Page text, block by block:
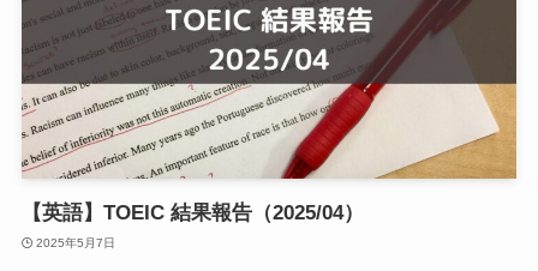
【英語】TOEIC 結果報告（2025/04）
2025年5月7日